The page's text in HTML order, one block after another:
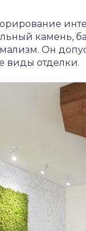
камень,
Он
виды отделки.